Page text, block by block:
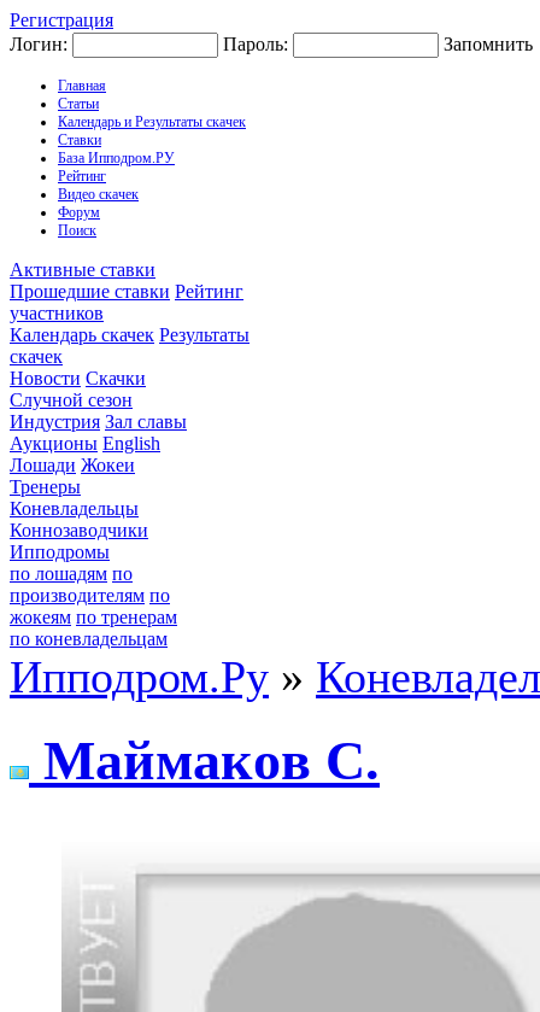
Регистрация
Логин:
Пароль: Запомнить
Главная
Статьи
Календарь и Результаты скачек
Ставки
База Ипподром.РУ
Рейтинг
Видео скачек
Форум
Поиск
Активные ставки
Прошедшие ставки Рейтинг
участников
Календарь скачек Результаты
скачек
Новости Скачки
Случной сезон
Индустрия Зал славы
Аукционы English
Лошади Жокеи
Тренеры
Коневладельцы
Коннозаводчики
Ипподромы
по лошадям по
производителям по
жокеям по тренерам
по коневладельцам
Ипподром.Ру »
Maймaкoв C.